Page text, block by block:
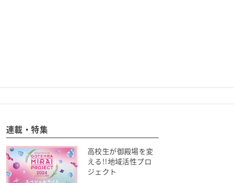
連載・特集
高校生が御殿場を変
える!!地域活性プロ
ジェクト